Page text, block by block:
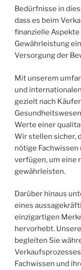
Bedürfnisse in
dass es beim
finanzielle
Gewährleistung
Versorgung der
Mit unserem
und
gezielt nach
Werte einer
Wir stellen sicher,
nötige
verfügen, um eine
gewährleisten.
Darüber hinaus
eines
einzigartigen
hervorhebt.
begleiten Sie
Fachwissen und